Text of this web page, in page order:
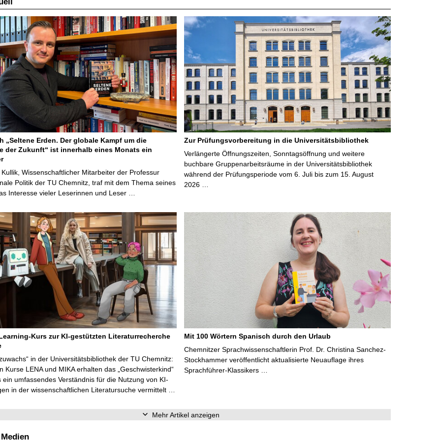
„Seltene Erden. Der globale Kampf um die
der Zukunft“ ist innerhalb eines Monats ein
Wissenschaftlicher Mitarbeiter der Professur
Politik der TU Chemnitz, traf mit dem Thema seines
Interesse vieler Leserinnen und Leser …
Zur Prüfungsvorbereitung in die Universitätsbibliothek
Verlängerte Öffnungszeiten, Sonntagsöffnung und weitere
buchbare Gruppenarbeitsräume in der Universitätsbibliothek
während der Prüfungsperiode vom 6. Juli bis zum 15. August
2026 …
Kurs zur KI-gestützten Literaturrecherche
in der Universitätsbibliothek der TU Chemnitz:
Kurse LENA und MIKA erhalten das „Geschwisterkind“
ein umfassendes Verständnis für die Nutzung von KI-
in der wissenschaftlichen Literatursuche vermittelt …
Mit 100 Wörtern Spanisch durch den Urlaub
Chemnitzer Sprachwissenschaftlerin Prof. Dr. Christina Sanchez-
Stockhammer veröffentlicht aktualisierte Neuauflage ihres
Sprachführer-Klassikers …
Mehr Artikel anzeigen